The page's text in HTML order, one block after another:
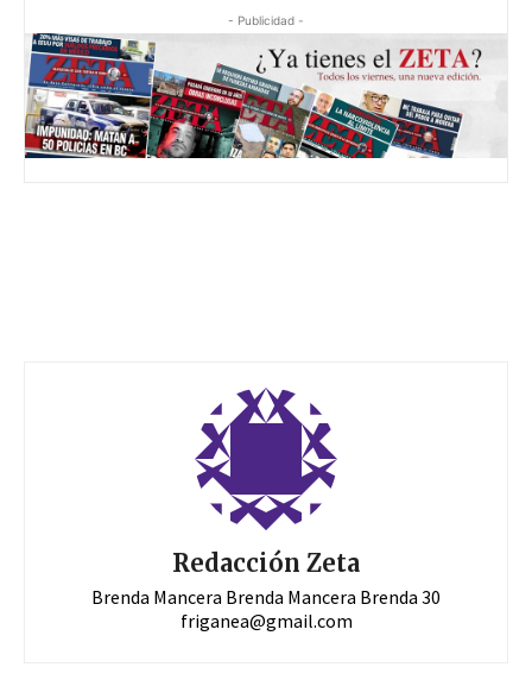
- Publicidad -
Redacción Zeta
Brenda Mancera Brenda Mancera Brenda 30
friganea@gmail.com